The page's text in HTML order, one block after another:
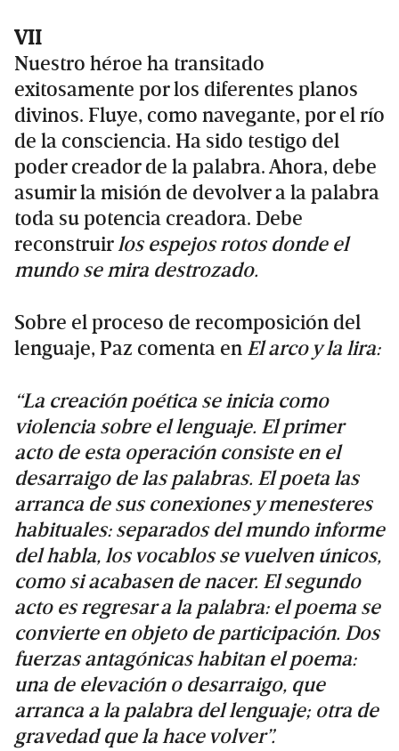
VII
Nuestro héroe ha transitado
exitosamente por los diferentes planos
divinos. Fluye, como navegante, por el río
de la consciencia. Ha sido testigo del
poder creador de la palabra. Ahora, debe
asumir la misión de devolver a la palabra
toda su potencia creadora. Debe
reconstruirlos espejos rotos donde el
mundo se mira destrozado.
Sobre el proceso de recomposición del
lenguaje, Paz comenta en El arco y la lira:
“La creación poética se inicia como
violencia sobre el lenguaje. El primer
acto de esta operación consiste en el
desarraigo de las palabras. El poeta las
arranca de sus conexiones y menesteres
habituales: separados del mundo informe
del habla, los vocablos se vuelven únicos,
como si acabasen de nacer. El segundo
acto es regresar a la palabra: el poema se
convierte en objeto de participación. Dos
fuerzas antagónicas habitan el poema:
una de elevación o desarraigo, que
arranca a la palabra del lenguaje; otra de
gravedad que la hace volver”.